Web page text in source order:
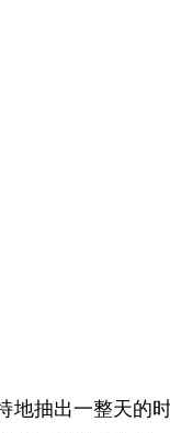
抽出一整天的时